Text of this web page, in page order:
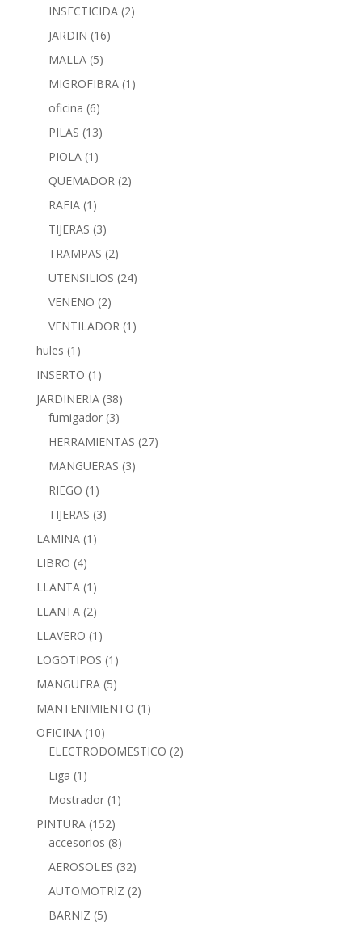
INSECTICIDA (2)
JARDIN (16)
MALLA (5)
MIGROFIBRA (1)
oficina (6)
PILAS (13)
PIOLA (1)
QUEMADOR (2)
RAFIA (1)
TIJERAS (3)
TRAMPAS (2)
UTENSILIOS (24)
VENENO (2)
VENTILADOR (1)
hules (1)
INSERTO (1)
JARDINERIA (38)
fumigador (3)
HERRAMIENTAS (27)
MANGUERAS (3)
RIEGO (1)
TIJERAS (3)
LAMINA (1)
LIBRO (4)
LLANTA (1)
LLANTA (2)
LLAVERO (1)
LOGOTIPOS (1)
MANGUERA (5)
MANTENIMIENTO (1)
OFICINA (10)
ELECTRODOMESTICO (2)
Liga (1)
Mostrador (1)
PINTURA (152)
accesorios (8)
AEROSOLES (32)
AUTOMOTRIZ (2)
BARNIZ (5)